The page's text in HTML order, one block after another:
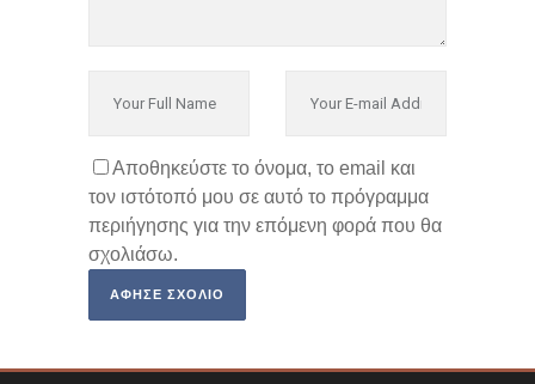
Αποθηκεύστε το όνομα, το email και
τον ιστότοπό μου σε αυτό το πρόγραμμα
περιήγησης για την επόμενη φορά που θα
σχολιάσω.